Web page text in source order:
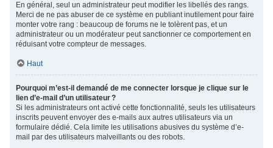
En général, seul un administrateur peut modifier les libellés des rangs.
Merci de ne pas abuser de ce système en publiant inutilement pour faire
monter votre rang : beaucoup de forums ne le tolèrent pas, et un
administrateur ou un modérateur peut sanctionner ce comportement en
réduisant votre compteur de messages.
Haut
Pourquoi m’est-il demandé de me connecter lorsque je clique sur le
lien d’e-mail d’un utilisateur ?
Si les administrateurs ont activé cette fonctionnalité, seuls les utilisateurs
inscrits peuvent envoyer des e-mails aux autres utilisateurs via un
formulaire dédié. Cela limite les utilisations abusives du système d’e-
mail par des utilisateurs malveillants ou des robots.